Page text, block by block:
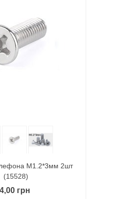
M1.2*3мм 2шт
(15528)
4,00 грн